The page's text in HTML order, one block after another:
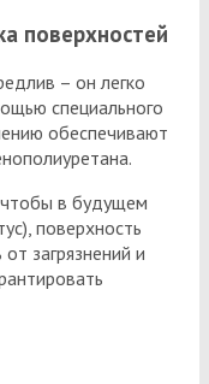
поверхностей
– он легко
специального
обеспечивают
чтобы в будущем
поверхность
загрязнений и